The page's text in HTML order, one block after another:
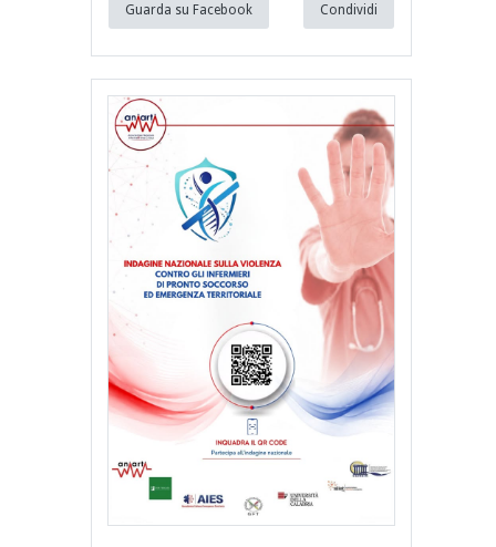
Guarda su Facebook Condividi